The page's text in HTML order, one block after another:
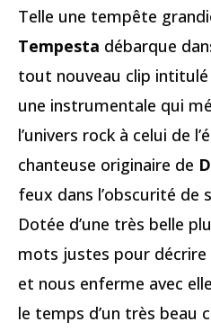
Telle une tempête
Tempesta débarque
tout nouveau clip intitulé
une instrumentale qui
l’univers rock à celui de
chanteuse originaire de
feux dans l’obscurité de
Dotée d’une très belle
mots justes pour décrire
et nous enferme avec
le temps d’un très beau